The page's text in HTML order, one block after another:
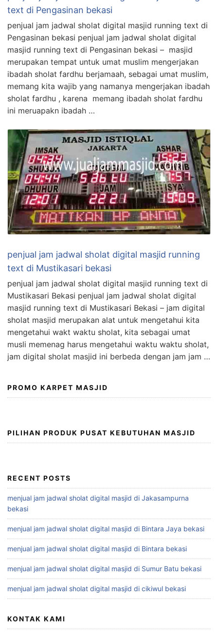
text di Pengasinan bekasi
penjual jam jadwal sholat digital masjid running text di
Pengasinan bekasi penjual jam jadwal sholat digital
masjid running text di Pengasinan bekasi – masjid
merupakan tempat untuk umat muslim mengerjakan
ibadah sholat fardhu berjamaah, sebagai umat muslim,
memang kita wajib yang namanya mengerjakan ibadah
sholat fardhu , karena memang ibadah sholat fardhu
ini meruapakn ibadah …
penjual jam jadwal sholat digital masjid running
text di Mustikasari bekasi
penjual jam jadwal sholat digital masjid running text di
Mustikasari Bekasi penjual jam jadwal sholat digital
masjid running text di Mustikasari Bekasi – jam digital
sholat masjid merupakan alat untuk mengetahui kita
mengetahui wakt waktu sholat, kita sebagai umat
musli memenag harus mengetahui waktu waktu sholat,
jam digital sholat masjid ini berbeda dengan jam jam …
PROMO KARPET MASJID
PILIHAN PRODUK PUSAT KEBUTUHAN MASJID
RECENT POSTS
menjual jam jadwal sholat digital masjid di Jakasampurna
bekasi
menjual jam jadwal sholat digital masjid di Bintara Jaya bekasi
menjual jam jadwal sholat digital masjid di Bintara bekasi
menjual jam jadwal sholat digital masjid di Sumur Batu bekasi
menjual jam jadwal sholat digital masjid di cikiwul bekasi
KONTAK KAMI